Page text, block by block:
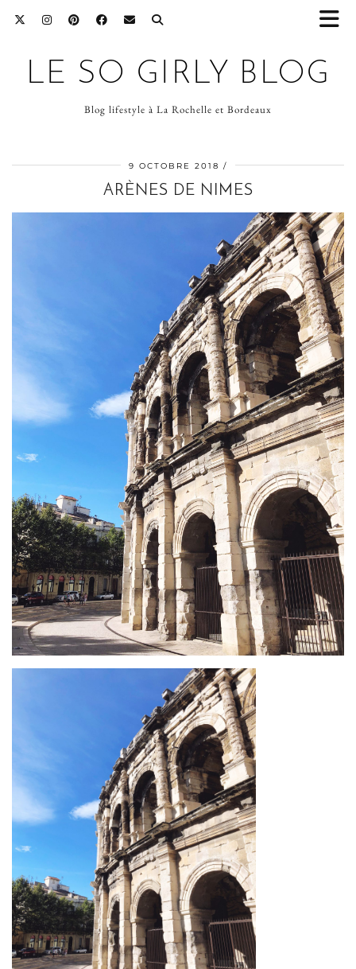
LE SO GIRLY BLOG
Blog lifestyle à La Rochelle et Bordeaux
9 OCTOBRE 2018
ARÈNES DE NIMES